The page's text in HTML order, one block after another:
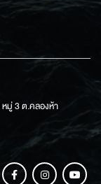
มู่ 3 ต.คลองห้า